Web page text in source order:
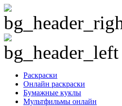
Раскраски
Онлайн раскраски
Бумажные куклы
Мультфильмы онлайн